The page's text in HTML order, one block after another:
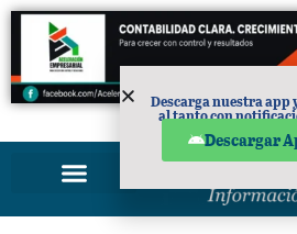
PUBLICIDAD
Descarga nuestra app
al tanto con
Descargar